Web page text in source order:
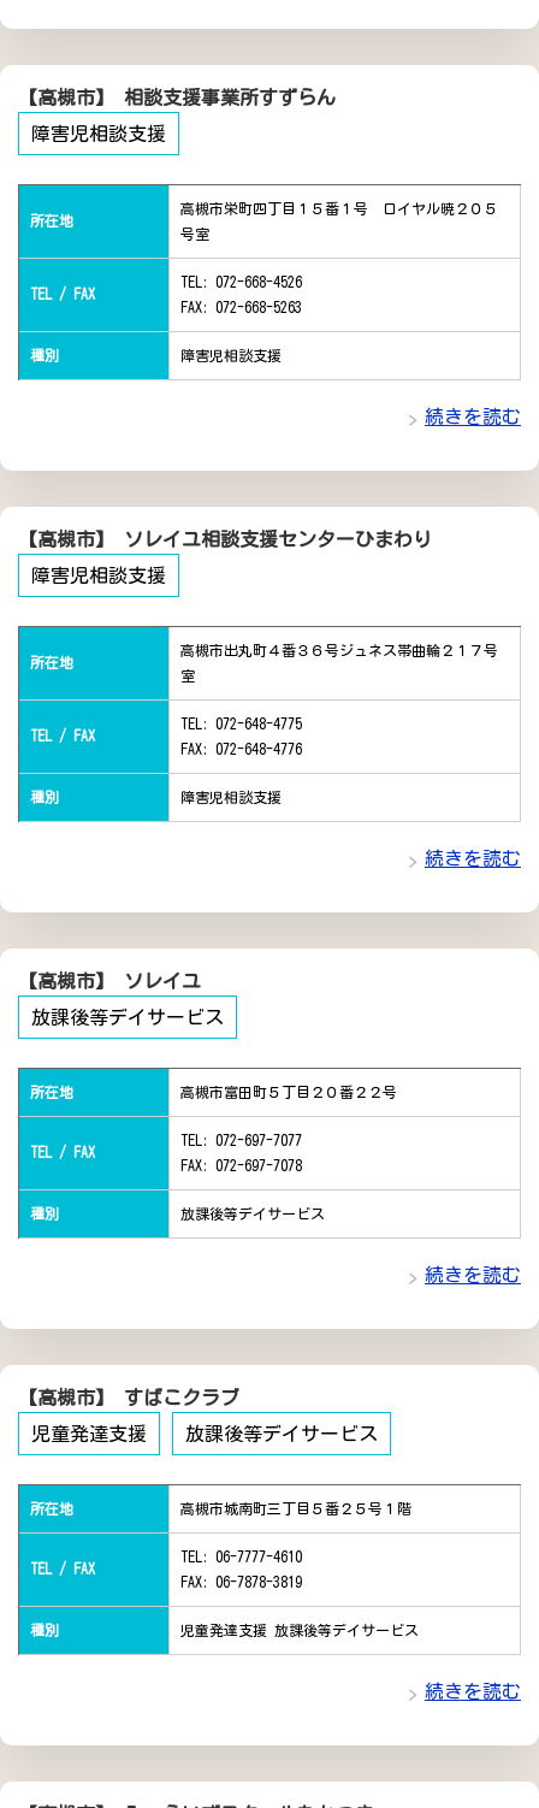
【高槻市】 相談支援事業所すずらん
障害児相談支援
所在地
高槻市栄町四丁目１５番１号 ロイヤル暁２０５
号室
TEL / FAX
TEL: 072-668-4526
FAX: 072-668-5263
種別 障害児相談支援
続きを読む
【高槻市】 ソレイユ相談支援センターひまわり
障害児相談支援
所在地
高槻市出丸町４番３６号ジュネス帯曲輪２１７号
室
TEL / FAX
TEL: 072-648-4775
FAX: 072-648-4776
種別 障害児相談支援
続きを読む
【高槻市】 ソレイユ
放課後等デイサービス
所在地 高槻市富田町５丁目２０番２２号
TEL / FAX
TEL: 072-697-7077
FAX: 072-697-7078
種別 放課後等デイサービス
続きを読む
【高槻市】 すばこクラブ
児童発達支援
放課後等デイサービス
所在地 高槻市城南町三丁目５番２５号１階
TEL / FAX
TEL: 06-7777-4610
FAX: 06-7878-3819
種別 児童発達支援 放課後等デイサービス
続きを読む